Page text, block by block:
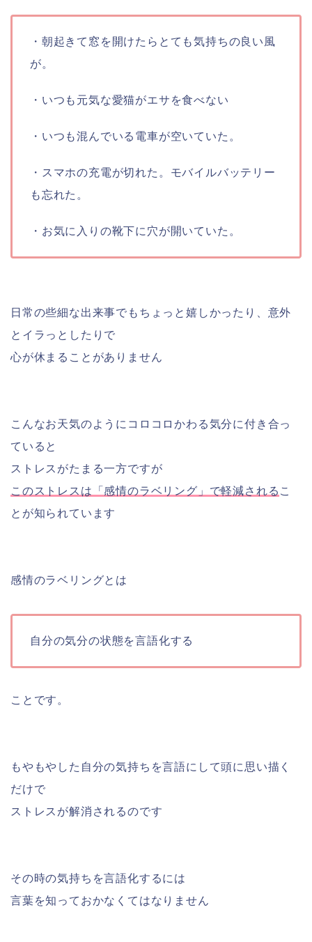
・朝起きて窓を開けたらとても気持ちの良い風
が。
・いつも元気な愛猫がエサを食べない
・いつも混んでいる電車が空いていた。
・スマホの充電が切れた。モバイルバッテリー
も忘れた。
・お気に入りの靴下に穴が開いていた。
日常の些細な出来事でもちょっと嬉しかったり、意外
とイラっとしたりで
心が休まることがありません
こんなお天気のようにコロコロかわる気分に付き合っ
ていると
ストレスがたまる一方ですが
このストレスは 「感情のラベリング」で軽減される こ
とが知られています
感情のラベリングとは
自分の気分の状態を言語化する
ことです。
もやもやした自分の気持ちを言語にして頭に思い描く
だけで
ストレスが解消されるのです
その時の気持ちを言語化するには
言葉を知っておかなくてはなりません